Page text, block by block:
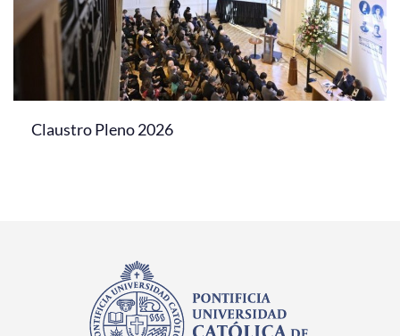
Claustro Pleno 2026